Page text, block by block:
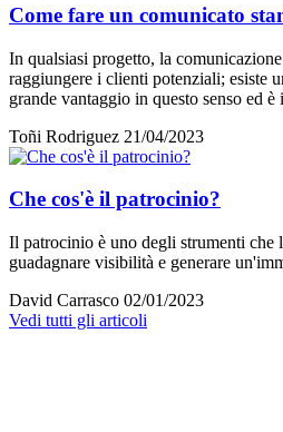
Come fare un comunicato
In qualsiasi progetto, la
raggiungere i clienti potenziali; esiste
grande vantaggio in questo senso ed
Toñi Rodriguez 21/04/2023
Che cos'è il patrocinio?
Il patrocinio è uno degli strumenti che
guadagnare visibilità e generare
David Carrasco 02/01/2023
Vedi tutti gli articoli